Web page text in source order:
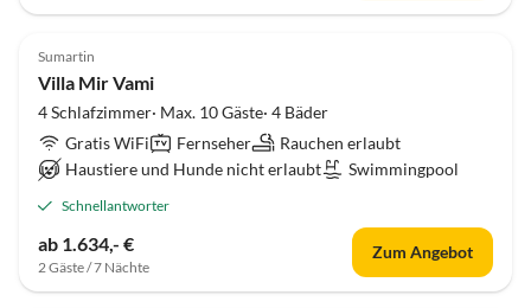
Sumartin
Villa Mir Vami
4 Schlafzimmer· Max. 10 Gäste· 4 Bäder
Gratis WiFi
Fernseher
Rauchen erlaubt
Haustiere und Hunde nicht erlaubt
Swimmingpool
Schnellantworter
ab 1.634,- €
2 Gäste / 7 Nächte
Zum Angebot